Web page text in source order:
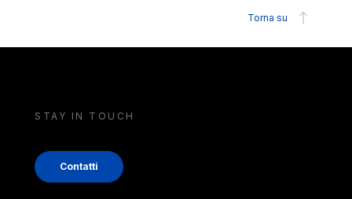
Torna su
STAY IN TOUCH
Contatti